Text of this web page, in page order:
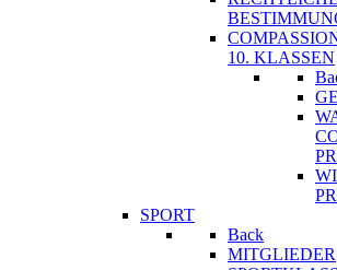
10. KLASSEN
SPORT
Back
MITGLIEDER